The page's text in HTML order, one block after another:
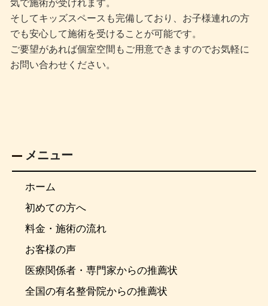
気で施術が受けれます。
そしてキッズスペースも完備しており、お子様連れの方
でも安心して施術を受けることが可能です。
ご要望があれば個室空間もご用意できますのでお気軽に
お問い合わせください。
メニュー
ホーム
初めての方へ
料金・施術の流れ
お客様の声
医療関係者・専門家からの推薦状
全国の有名整骨院からの推薦状